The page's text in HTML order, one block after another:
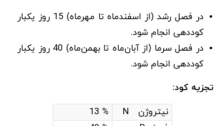
در فصل رشد (از اسفندماه تا مهرماه) 15 روز یکبار
کوددهی انجام شود.
در فصل سرما (از آبان‌ماه تا بهمن‌ماه) 40 روز یکبار
کوددهی انجام شود.
تجزیه کود:
نیتروژن N
% 13